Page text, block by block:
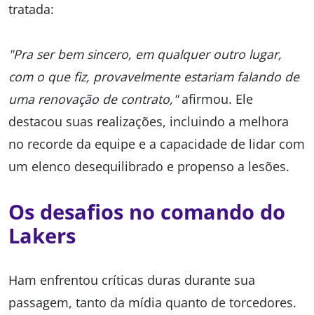
tratada:
"Pra ser bem sincero, em qualquer outro lugar,
com o que fiz, provavelmente estariam falando de
uma renovação de contrato,"afirmou. Ele
destacou suas realizações, incluindo a melhora
no recorde da equipe e a capacidade de lidar com
um elenco desequilibrado e propenso a lesões.
Os desafios no comando do
Lakers
Ham enfrentou críticas duras durante sua
passagem, tanto da mídia quanto de torcedores.